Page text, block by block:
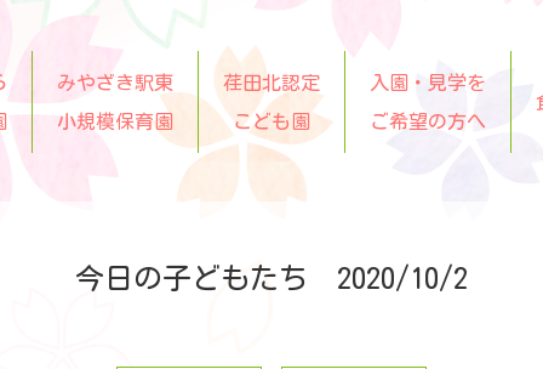
みやざき駅東
小規模保育園
荏田北認定
こども園
入園・見学を
ご希望の方へ
今日の子どもたち 2020/10/2